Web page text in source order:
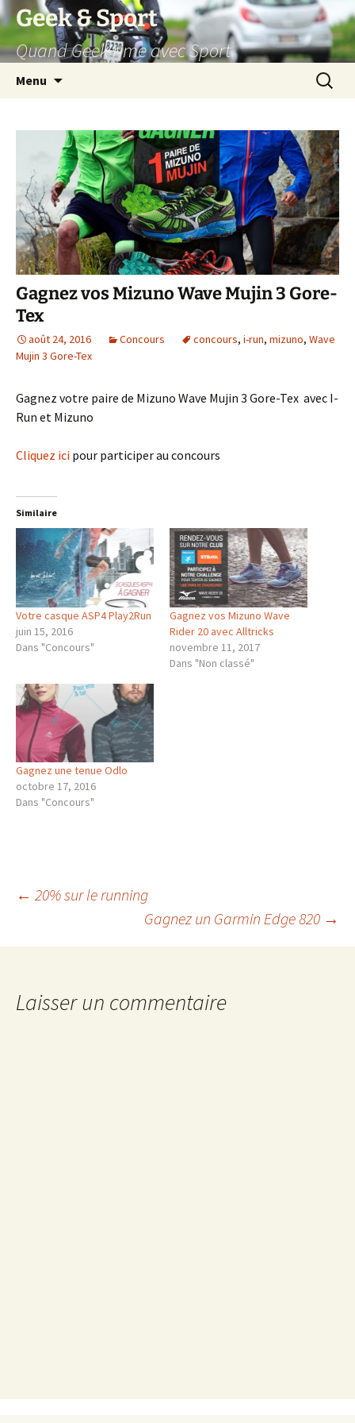
Aller
au
contenu
Geek & Sport
Quand Geek rime avec Sport
Menu
Gagnez vos Mizuno Wave Mujin 3 Gore-
Tex
août 24, 2016 Concours concours, i-run, mizuno, Wave
Mujin 3 Gore-Tex
Gagnez votre paire de Mizuno Wave Mujin 3 Gore-Tex avec I-
Run et Mizuno
Cliquez ici pour participer au concours
Similaire
Votre casque ASP4 Play2Run
juin 15, 2016
Dans "Concours"
Gagnez vos Mizuno Wave
Rider 20 avec Alltricks
novembre 11, 2017
Dans "Non classé"
Gagnez une tenue Odlo
octobre 17, 2016
Dans "Concours"
Navigation
des
articles
← 20% sur le running
Gagnez un Garmin Edge 820 →
Laisser un commentaire